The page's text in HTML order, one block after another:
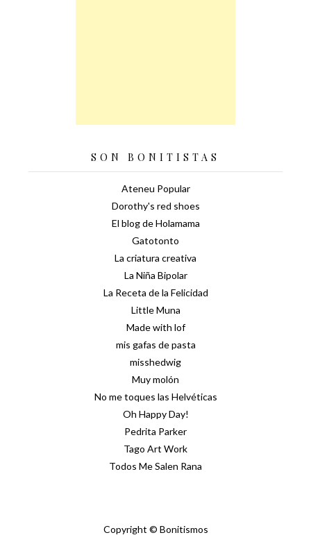
SON BONITISTAS
Ateneu Popular
Dorothy's red shoes
El blog de Holamama
Gatotonto
La criatura creativa
La Niña Bipolar
La Receta de la Felicidad
Little Muna
Made with lof
mis gafas de pasta
misshedwig
Muy molón
No me toques las Helvéticas
Oh Happy Day!
Pedrita Parker
Tago Art Work
Todos Me Salen Rana
Copyright © Bonitismos